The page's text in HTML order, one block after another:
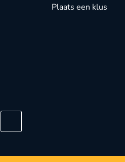
Plaats een klus